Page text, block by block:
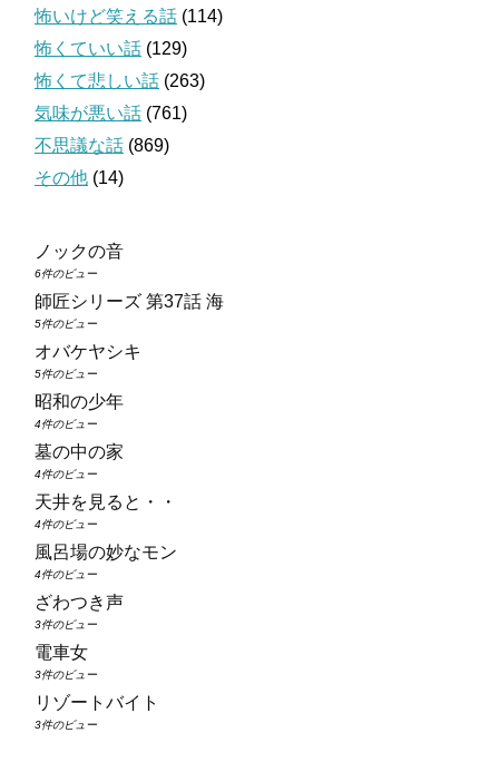
怖いけど笑える話 (114)
怖くていい話 (129)
怖くて悲しい話 (263)
気味が悪い話 (761)
不思議な話 (869)
その他 (14)
ノックの音
6件のビュー
師匠シリーズ 第37話 海
5件のビュー
オバケヤシキ
5件のビュー
昭和の少年
4件のビュー
墓の中の家
4件のビュー
天井を見ると・・
4件のビュー
風呂場の妙なモン
4件のビュー
ざわつき声
3件のビュー
電車女
3件のビュー
リゾートバイト
3件のビュー